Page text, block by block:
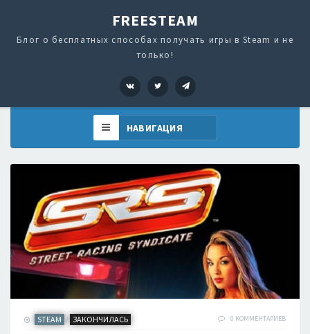
FREESTEAM
Блог о бесплатных способах получать игры в Steam и не
только!
VK Twitter
STEAM / ЗАКОНЧИЛАСЬ 0 КОММЕНТАРИЕВ